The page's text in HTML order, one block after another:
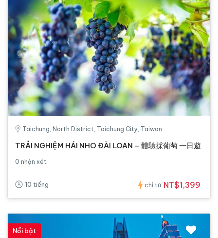
Taichung, North District, Taichung City, Taiwan
TRẢI NGHIỆM HÁI NHO ĐÀI LOAN – 體驗採葡萄 一日遊
0 nhận xét
10 tiếng chỉ từ NT$1,399
Nổi bật